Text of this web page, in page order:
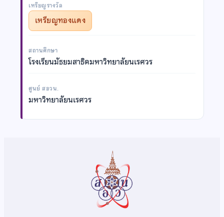
เหรียญรางวัล
เหรียญทองแดง
สถานศึกษา
โรงเรียนมัธยมสาธิตมหาวิทยาลัยนเรศวร
ศูนย์ สอวน.
มหาวิทยาลัยนเรศวร